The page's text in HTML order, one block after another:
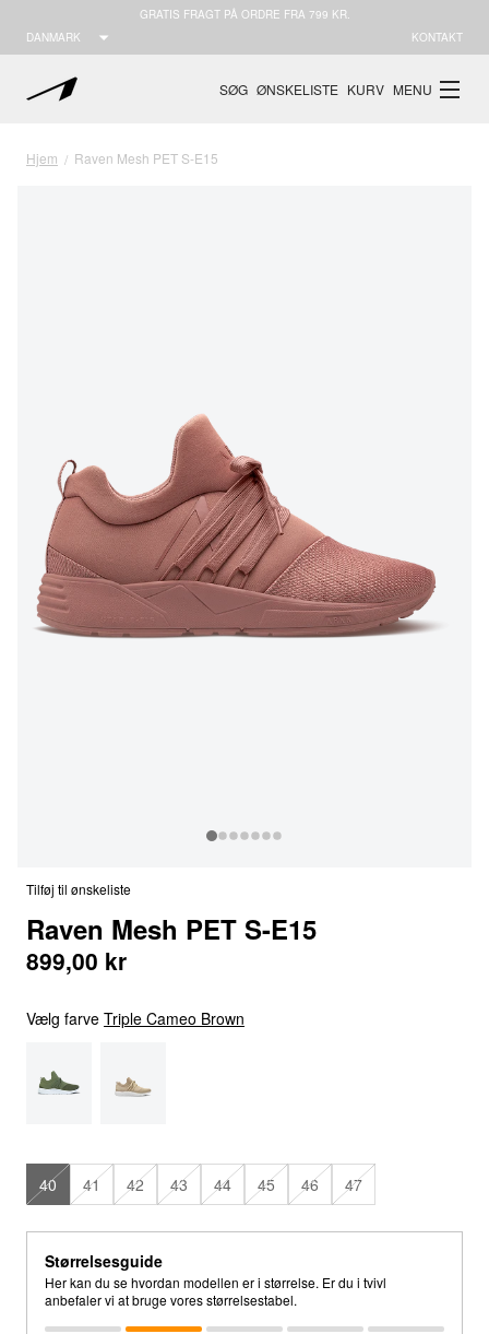
DANMARK
GRATIS FRAGT PÅ ORDRE FRA 799 KR.
KONTAKT
SØG ØNSKELISTE KURV MENU
Hjem / Raven Mesh PET S-E15
Tilføj til ønskeliste
Raven Mesh PET S-E15
899,00 kr
Vælg farve Triple Cameo Brown
40 41 42 43 44 45 46 47
Størrelsesguide
Her kan du se hvordan modellen er i størrelse. Er du i tvivl
anbefaler vi at bruge vores størrelsestabel.